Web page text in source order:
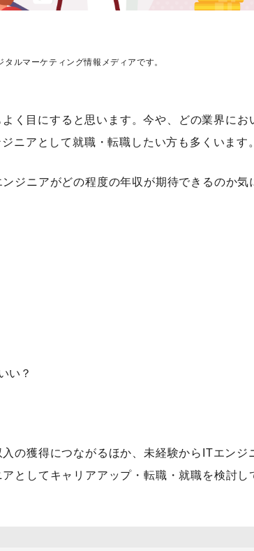
タルマーケティング情報メディアです。
く目にすると思います。今や、どの業界にお
ニアとして就職・転職したい方も多くいます。
ジニアがどの程度の年収が期待できるのか気
い？
の獲得につながるほか、未経験からITエンジ
としてキャリアアップ・転職・就職を検討し